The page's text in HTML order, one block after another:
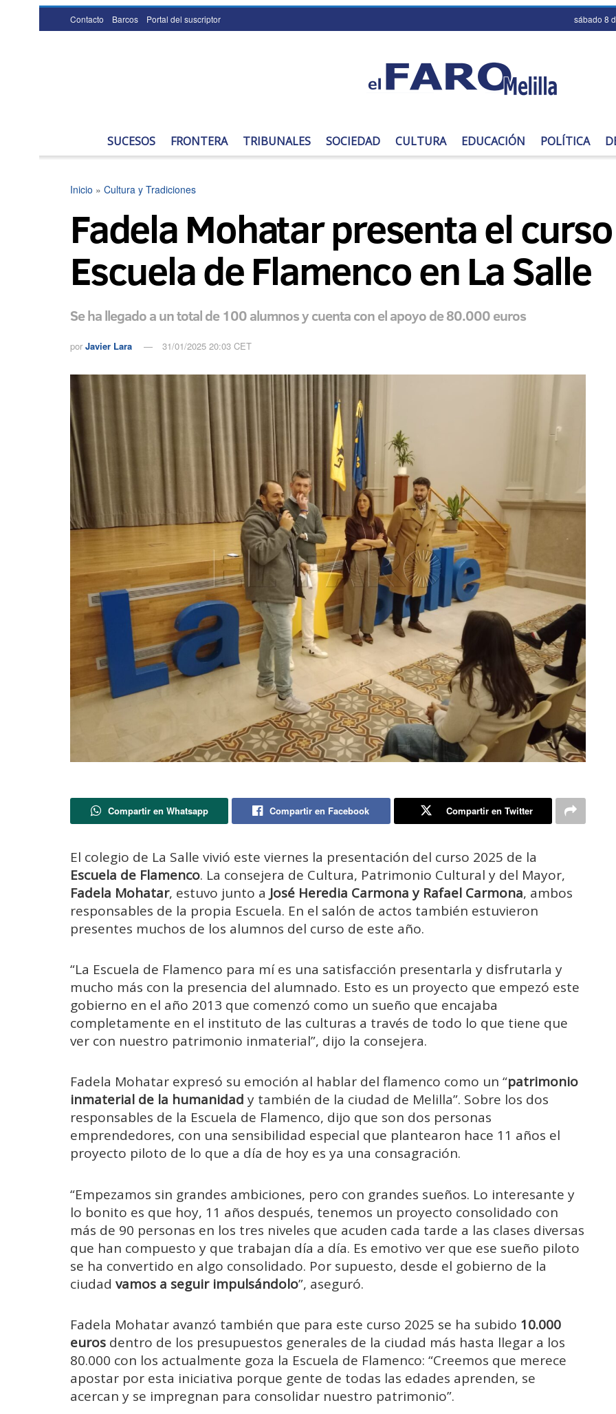
Contacto Barcos Portal del suscriptor sábado 8
SUCESOS FRONTERA TRIBUNALES SOCIEDAD CULTURA EDUCACIÓN POLÍTICA
Inicio » Cultura y Tradiciones
Fadela Mohatar presenta el
Escuela de Flamenco en La Salle
Se ha llegado a un total de 100 alumnos y cuenta con el apoyo de 80.000 euros
por Javier Lara 31/01/2025 20:03 CET
Compartir en Whatsapp Compartir en Facebook Compartir en Twitter
El colegio de La Salle vivió este viernes la presentación del curso 2025 de la
Escuela de Flamenco. La consejera de Cultura, Patrimonio Cultural y del Mayor,
Fadela Mohatar, estuvo junto a José Heredia Carmona y Rafael Carmona, ambos
responsables de la propia Escuela. En el salón de actos también estuvieron
presentes muchos de los alumnos del curso de este año.
“La Escuela de Flamenco para mí es una satisfacción presentarla y disfrutarla y
mucho más con la presencia del alumnado. Esto es un proyecto que empezó este
gobierno en el año 2013 que comenzó como un sueño que encajaba
completamente en el instituto de las culturas a través de todo lo que tiene que
ver con nuestro patrimonio inmaterial”, dijo la consejera.
Fadela Mohatar expresó su emoción al hablar del flamenco como un “patrimonio
inmaterial de la humanidad y también de la ciudad de Melilla”. Sobre los dos
responsables de la Escuela de Flamenco, dijo que son dos personas
emprendedores, con una sensibilidad especial que plantearon hace 11 años el
proyecto piloto de lo que a día de hoy es ya una consagración.
“Empezamos sin grandes ambiciones, pero con grandes sueños. Lo interesante y
lo bonito es que hoy, 11 años después, tenemos un proyecto consolidado con
más de 90 personas en los tres niveles que acuden cada tarde a las clases diversas
que han compuesto y que trabajan día a día. Es emotivo ver que ese sueño piloto
se ha convertido en algo consolidado. Por supuesto, desde el gobierno de la
ciudad vamos a seguir impulsándolo”, aseguró.
Fadela Mohatar avanzó también que para este curso 2025 se ha subido 10.000
euros dentro de los presupuestos generales de la ciudad más hasta llegar a los
80.000 con los actualmente goza la Escuela de Flamenco: “Creemos que merece
apostar por esta iniciativa porque gente de todas las edades aprenden, se
acercan y se impregnan para consolidar nuestro patrimonio”.